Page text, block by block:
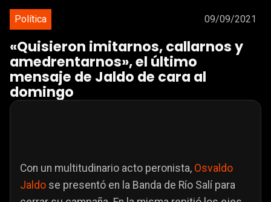
Política 09/09/2021
«Quisieron imitarnos, callarnos y
amedrentarnos», el último
mensaje de Jaldo de cara al
domingo
Con un multitudinario acto peronista, Osvaldo
Jaldo se presentó en la Banda de Río Salí para